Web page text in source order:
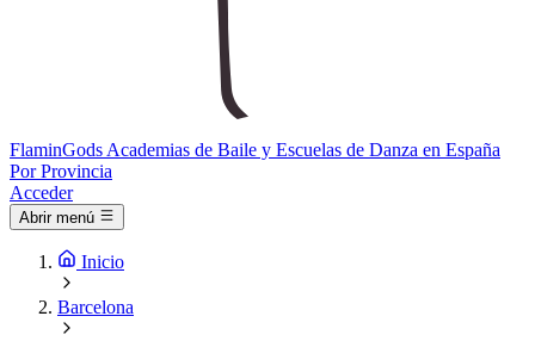
FlaminGods Academias de Baile y Escuelas de Danza en España
Por Provincia
Acceder
Abrir menú
Inicio
Barcelona